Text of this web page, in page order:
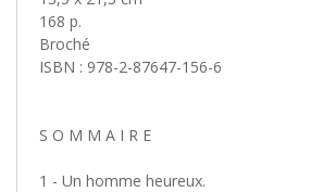
168 p.
Broché
ISBN : 978-2-87647-156-6
S O M M A I R E
1 - Un homme heureux.